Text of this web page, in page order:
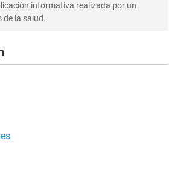
informativa realizada por un
de la salud.